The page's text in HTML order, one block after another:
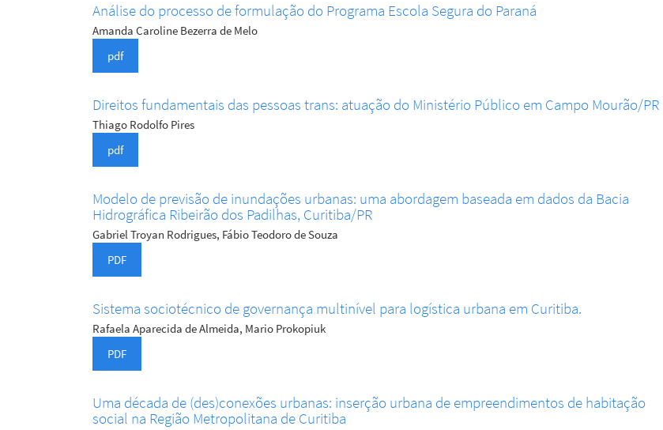
Análise do processo de formulação do Programa Escola Segura do Paraná
Amanda Caroline Bezerra de Melo
pdf
Direitos fundamentais das pessoas trans: atuação do Ministério Público em Campo Mourão/PR
Thiago Rodolfo Pires
pdf
Modelo de previsão de inundações urbanas: uma abordagem baseada em dados da Bacia
Hidrográfica Ribeirão dos Padilhas, Curitiba/PR
Gabriel Troyan Rodrigues, Fábio Teodoro de Souza
PDF
Sistema sociotécnico de governança multinível para logística urbana em Curitiba.
Rafaela Aparecida de Almeida, Mario Prokopiuk
PDF
Uma década de (des)conexões urbanas: inserção urbana de empreendimentos de habitação
social na Região Metropolitana de Curitiba